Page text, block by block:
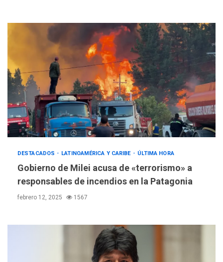
DESTACADOS LATINOAMÉRICA Y CARIBE ÚLTIMA HORA
Gobierno de Milei acusa de «terrorismo» a
responsables de incendios en la Patagonia
febrero 12, 2025 1567